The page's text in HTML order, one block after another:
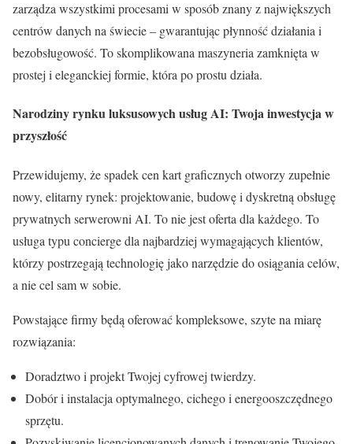
zarządza wszystkimi procesami w sposób znany z największych
centrów danych na świecie – gwarantując płynność działania i
bezobsługowość. To skomplikowana maszyneria zamknięta w
prostej i eleganckiej formie, która po prostu działa.
Narodziny rynku luksusowych usług AI: Twoja inwestycja w
przyszłość
Przewidujemy, że spadek cen kart graficznych otworzy zupełnie
nowy, elitarny rynek: projektowanie, budowę i dyskretną obsługę
prywatnych serwerowni AI. To nie jest oferta dla każdego. To
usługa typu concierge dla najbardziej wymagających klientów,
którzy postrzegają technologię jako narzędzie do osiągania celów,
a nie cel sam w sobie.
Powstające firmy będą oferować kompleksowe, szyte na miarę
rozwiązania:
Doradztwo i projekt Twojej cyfrowej twierdzy.
Dobór i instalacja optymalnego, cichego i energooszczędnego
sprzętu.